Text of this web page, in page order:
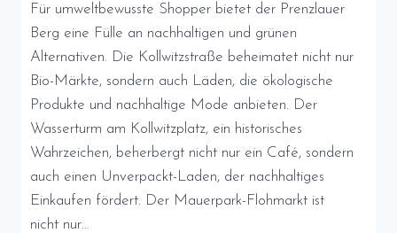
Für umweltbewusste Shopper bietet der Prenzlauer
Berg eine Fülle an nachhaltigen und grünen
Alternativen. Die Kollwitzstraße beheimatet nicht nur
Bio-Märkte, sondern auch Läden, die ökologische
Produkte und nachhaltige Mode anbieten. Der
Wasserturm am Kollwitzplatz, ein historisches
Wahrzeichen, beherbergt nicht nur ein Café, sondern
auch einen Unverpackt-Laden, der nachhaltiges
Einkaufen fördert. Der Mauerpark-Flohmarkt ist
nicht nur…